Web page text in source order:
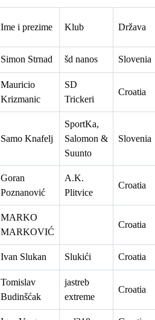
Ime i prezime Klub Država
Simon Strnad šd nanos Slovenia
Mauricio
Krizmanic
SD
Trickeri
Croatia
Samo Knafelj
SportKa,
Salomon &
Suunto
Slovenia
Goran
Poznanović
A.K.
Plitvice
Croatia
MARKO
MARKOVIĆ
Croatia
Ivan Slukan Slukići Croatia
Tomislav
Budinšćak
jastreb
extreme
Croatia